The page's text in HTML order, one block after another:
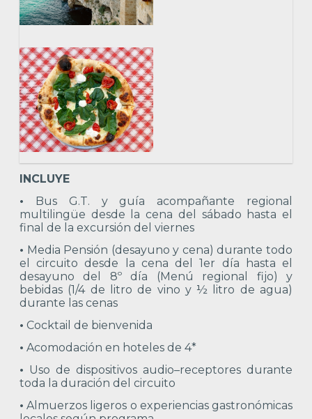
INCLUYE
• Bus G.T. y guía acompañante regional
multilingüe desde la cena del sábado hasta el
final de la excursión del viernes
• Media Pensión (desayuno y cena) durante todo
el circuito desde la cena del 1er día hasta el
desayuno del 8º día (Menú regional fijo) y
bebidas (1/4 de litro de vino y ½ litro de agua)
durante las cenas
• Cocktail de bienvenida
• Acomodación en hoteles de 4*
• Uso de dispositivos audio–receptores durante
toda la duración del circuito
• Almuerzos ligeros o experiencias gastronómicas